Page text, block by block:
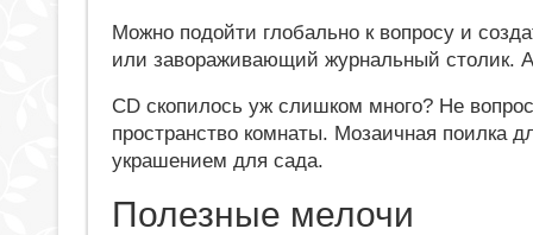
Можно подойти глобально к вопросу и
или завораживающий журнальный столик.
CD скопилось уж слишком много? Не
пространство комнаты. Мозаичная поилка
украшением для сада.
Полезные мелочи